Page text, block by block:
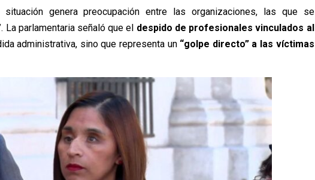
genera preocupación entre las organizaciones, las que se
La parlamentaria señaló que el despido de profesionales vinculados al
administrativa, sino que representa un“golpe directo” a las víctimas